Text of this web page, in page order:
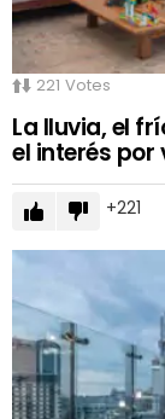
221 Votes
La lluvia, el
el interés
221